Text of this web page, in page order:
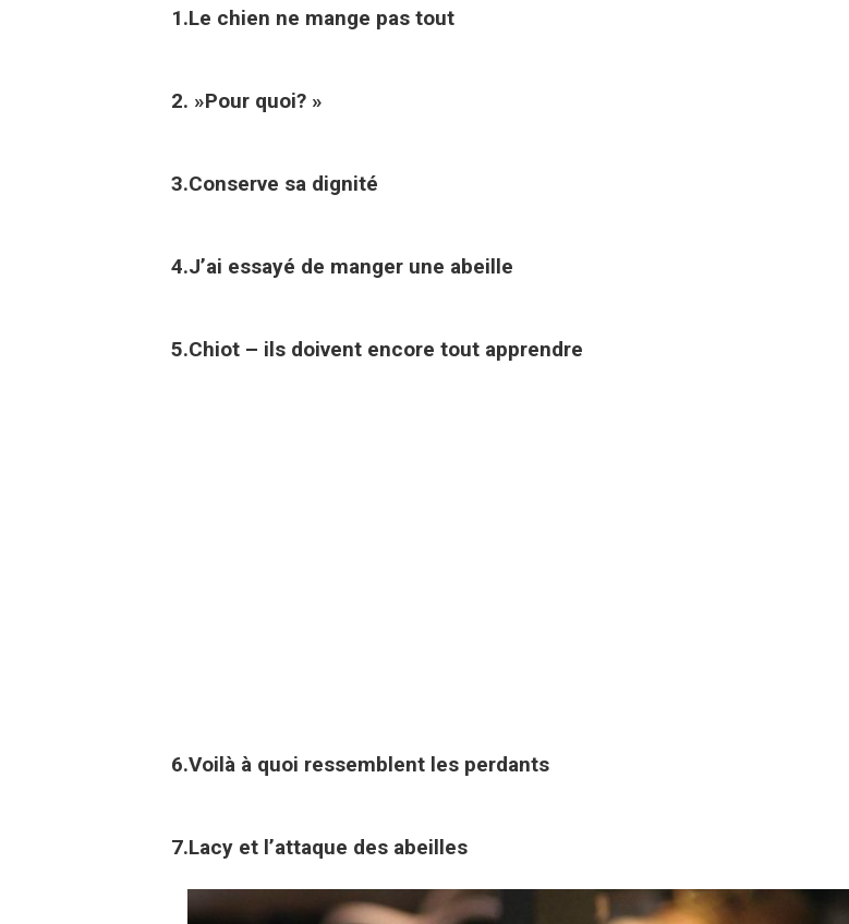
1.Le chien ne mange pas tout
2. »Pour quoi? »
3.Conserve sa dignité
4.J’ai essayé de manger une abeille
5.Chiot – ils doivent encore tout apprendre
6.Voilà à quoi ressemblent les perdants
7.Lacy et l’attaque des abeilles